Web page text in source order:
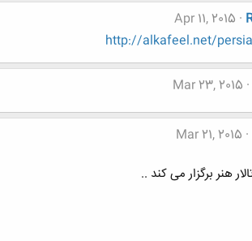
Apr 11, 2015
http://alkafeel.net/
Mar 23, 2015
Mar 21, 2015
هنر برگزار می کند ..